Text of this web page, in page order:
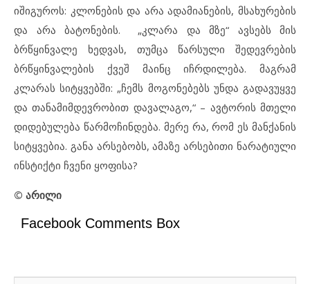
იშიგუროს: კლონების და არა ადამიანების, მსახურების
და არა ბატონების. „კლარა და მზე“ ავსებს მის
ბრწყინვალე ხედვას, თუმცა წარსული შედევრების
ბრწყინვალების ქვეშ მაინც იჩრდილება. მაგრამ
კლარას სიტყვებში: „ჩემს მოგონებებს უნდა გადავუყვე
და თანამიმდევრობით დავალაგო,“ – ავტორის მთელი
დიდებულება წარმოჩინდება. მერე რა, რომ ეს მანქანის
სიტყვებია. განა არსებობს, ამაზე არსებითი ნარატიული
ინსტიქტი ჩვენი ყოფისა?
© არილი
Facebook Comments Box